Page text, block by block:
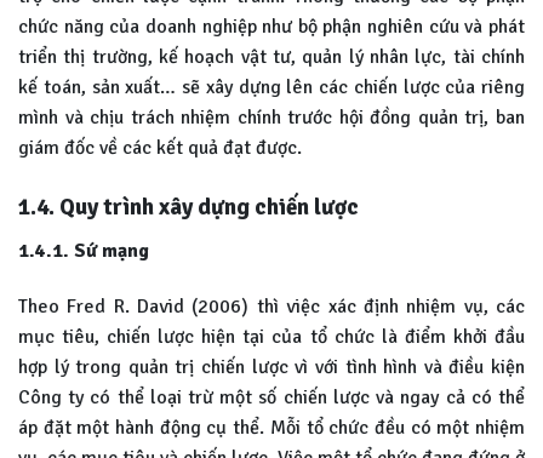
chức năng của doanh nghiệp như bộ phận nghiên cứu và phát
triển thị trường, kế hoạch vật tư, quản lý nhân lực, tài chính
kế toán, sản xuất… sẽ xây dựng lên các chiến lược của riêng
mình và chịu trách nhiệm chính trước hội đồng quản trị, ban
giám đốc về các kết quả đạt được.
1.4. Quy trình xây dựng chiến lược
1.4.1. Sứ mạng
Theo Fred R. David (2006) thì việc xác định nhiệm vụ, các
mục tiêu, chiến lược hiện tại của tổ chức là điểm khởi đầu
hợp lý trong quản trị chiến lược vì với tình hình và điều kiện
Công ty có thể loại trừ một số chiến lược và ngay cả có thể
áp đặt một hành động cụ thể. Mỗi tổ chức đều có một nhiệm